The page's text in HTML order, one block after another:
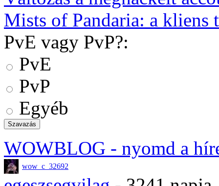
Mists of Pandaria: a kliens
PvE vagy PvP?:
PvE
PvP
Egyéb
WOWBLOG - nyomd a
wow_c_32692